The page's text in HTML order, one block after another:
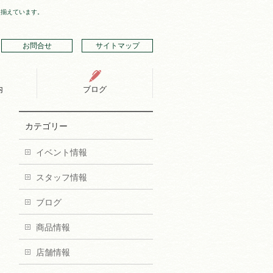
えています。
サイトマップ
お問合せ
ブログ
カテゴリー
イベント情報
スタッフ情報
ブログ
商品情報
店舗情報